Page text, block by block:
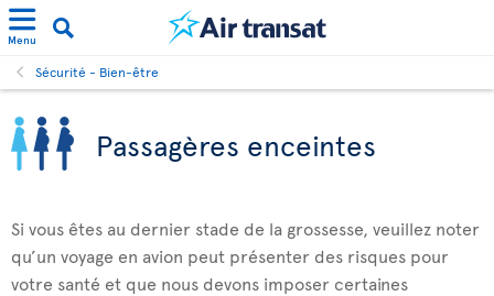
Menu
Sécurité - Bien-être
Passagères enceintes
Si vous êtes au dernier stade de la grossesse, veuillez noter
qu’un voyage en avion peut présenter des risques pour
votre santé et que nous devons imposer certaines